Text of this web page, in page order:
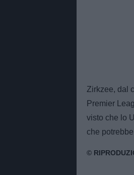
Zirkzee, dal
Premier
visto che lo
che